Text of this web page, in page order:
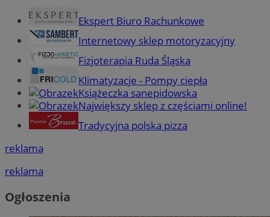
Ekspert Biuro Rachunkowe
Internetowy sklep motoryzacyjny
Fizjoterapia Ruda Śląska
Klimatyzacje - Pompy ciepła
Książeczka sanepidowska
Największy sklep z częściami online!
Tradycyjna polska pizza
reklama
reklama
Ogłoszenia